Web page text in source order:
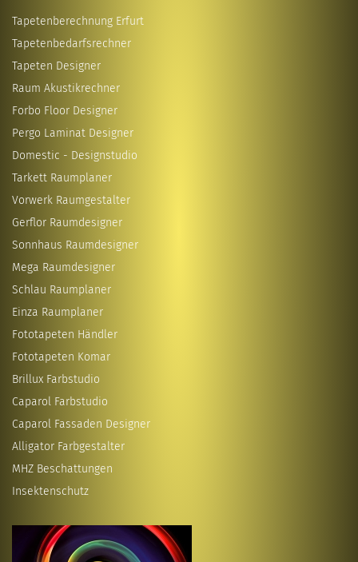
Tapetenberechnung Erfurt
Tapetenbedarfsrechner
Tapeten Designer
Raum Akustikrechner
Forbo Floor Designer
Pergo Laminat Designer
Domestic - Designstudio
Tarkett Raumplaner
Vorwerk Raumgestalter
Gerflor Raumdesigner
Sonnhaus Raumdesigner
Mega Raumdesigner
Schlau Raumplaner
Einza Raumplaner
Fototapeten Händler
Fototapeten Komar
Brillux Farbstudio
Caparol Farbstudio
Caparol Fassaden Designer
Alligator Farbgestalter
MHZ Beschattungen
Insektenschutz